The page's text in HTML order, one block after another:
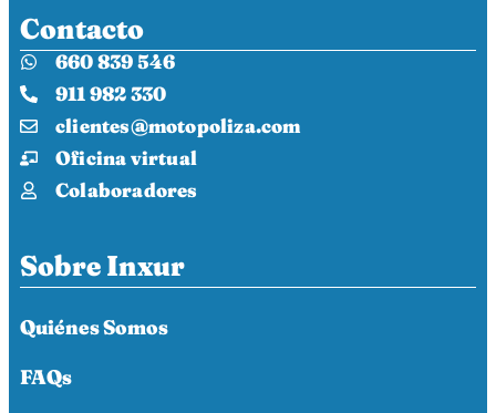
Contacto
660 839 546
911 982 330
clientes@motopoliza.com
Oficina virtual
Colaboradores
Sobre Inxur
Quiénes Somos
FAQs